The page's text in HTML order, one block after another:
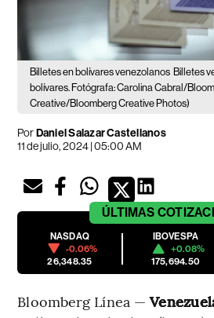
Billetes en bolívares venezolanos Billetes
bolívares. Fotógrafa: Carolina Cabral/
Creative/Bloomberg Creative Photos)
PorDaniel Salazar Castellanos
11 de julio, 2024 | 05:00 AM
ÚLTIMAS
NASDAQ
-0.06%
26,348.35
IBOVESPA
+0.08%
175,694.50
Bloomberg Línea —